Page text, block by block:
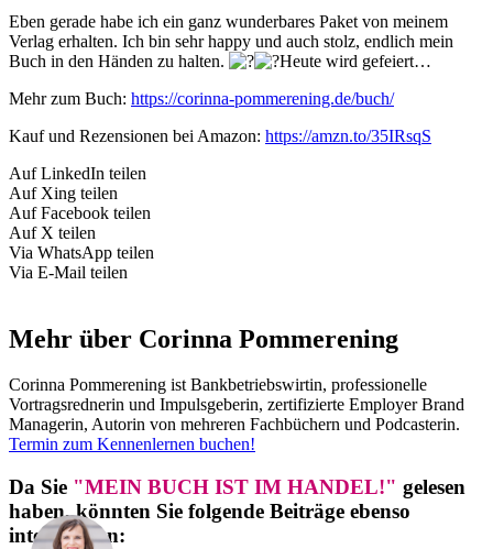
Eben gerade habe ich ein ganz wunderbares Paket von meinem
Verlag erhalten. Ich bin sehr happy und auch stolz, endlich mein
Buch in den Händen zu halten.
Heute wird gefeiert…
Mehr zum Buch: https://corinna-pommerening.de/buch/
Kauf und Rezensionen bei Amazon: https://amzn.to/35IRsqS
Auf LinkedIn teilen
Auf Xing teilen
Auf Facebook teilen
Auf X teilen
Via WhatsApp teilen
Via E-Mail teilen
Mehr über Corinna Pommerening
Corinna Pommerening ist Bankbetriebswirtin, professionelle
Vortragsrednerin und Impulsgeberin, zertifizierte Employer Brand
Managerin, Autorin von mehreren Fachbüchern und Podcasterin.
Termin zum Kennenlernen buchen!
Da Sie "MEIN BUCH IST IM HANDEL!" gelesen
haben, könnten Sie folgende Beiträge ebenso
interessieren: